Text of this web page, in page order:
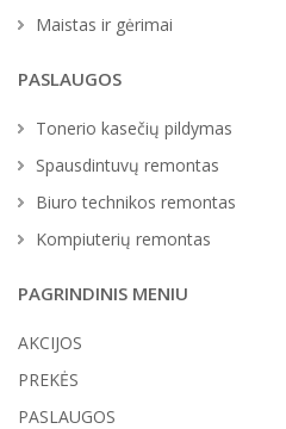
Maistas ir gėrimai
PASLAUGOS
Tonerio kasečių pildymas
Spausdintuvų remontas
Biuro technikos remontas
Kompiuterių remontas
PAGRINDINIS MENIU
AKCIJOS
PREKĖS
PASLAUGOS